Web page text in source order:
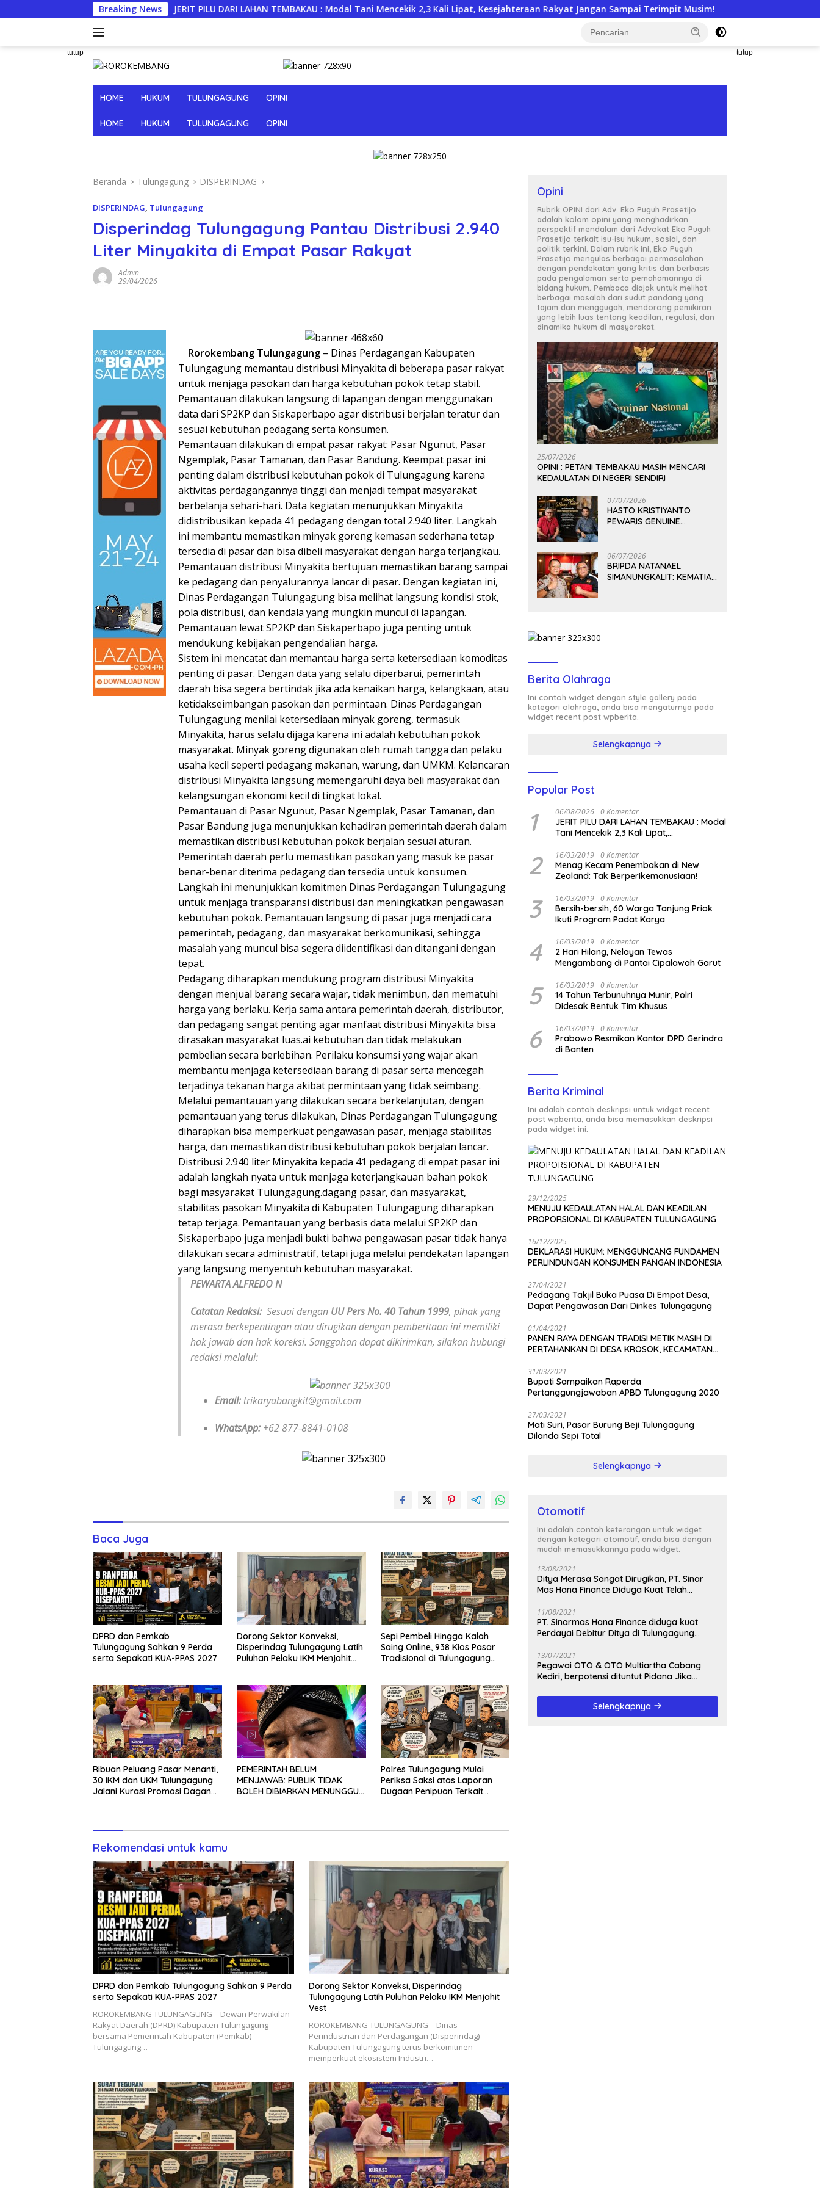
ke
Breaking News
JERIT PILU DARI LAHAN TEMBAKAU ​: Modal Tani Mencekik 2,3 Kali Lipat, Kesejahteraan Rakyat Jangan Sampai Terimpit Musim! APTI Siap Somasi dan Gugat
tutup tutup
HOME HUKUM TULUNGAGUNG OPINI
HOME HUKUM TULUNGAGUNG OPINI
Beranda Tulungagung DISPERINDAG
DISPERINDAG Tulungagung
Disperindag Tulungagung Pantau Distribusi 2.940
Liter Minyakita di Empat Pasar Rakyat
Admin
29/04/2026
Rorokembang Tulungagung – Dinas Perdagangan Kabupaten
Tulungagung memantau distribusi Minyakita di beberapa pasar rakyat
untuk menjaga pasokan dan harga kebutuhan pokok tetap stabil.
Pemantauan dilakukan langsung di lapangan dengan menggunakan
data dari SP2KP dan Siskaperbapo agar distribusi berjalan teratur dan
sesuai kebutuhan pedagang serta konsumen.
Pemantauan dilakukan di empat pasar rakyat: Pasar Ngunut, Pasar
Ngemplak, Pasar Tamanan, dan Pasar Bandung. Keempat pasar ini
penting dalam distribusi kebutuhan pokok di Tulungagung karena
aktivitas perdagangannya tinggi dan menjadi tempat masyarakat
berbelanja sehari-hari. Data kegiatan menunjukkan Minyakita
didistribusikan kepada 41 pedagang dengan total 2.940 liter. Langkah
ini membantu memastikan minyak goreng kemasan sederhana tetap
tersedia di pasar dan bisa dibeli masyarakat dengan harga terjangkau.
Pemantauan distribusi Minyakita bertujuan memastikan barang sampai
ke pedagang dan penyalurannya lancar di pasar. Dengan kegiatan ini,
Dinas Perdagangan Tulungagung bisa melihat langsung kondisi stok,
pola distribusi, dan kendala yang mungkin muncul di lapangan.
Pemantauan lewat SP2KP dan Siskaperbapo juga penting untuk
mendukung kebijakan pengendalian harga.
Sistem ini mencatat dan memantau harga serta ketersediaan komoditas
penting di pasar. Dengan data yang selalu diperbarui, pemerintah
daerah bisa segera bertindak jika ada kenaikan harga, kelangkaan, atau
ketidakseimbangan pasokan dan permintaan. Dinas Perdagangan
Tulungagung menilai ketersediaan minyak goreng, termasuk
Minyakita, harus selalu dijaga karena ini adalah kebutuhan pokok
masyarakat. Minyak goreng digunakan oleh rumah tangga dan pelaku
usaha kecil seperti pedagang makanan, warung, dan UMKM. Kelancaran
distribusi Minyakita langsung memengaruhi daya beli masyarakat dan
kelangsungan ekonomi kecil di tingkat lokal.
Pemantauan di Pasar Ngunut, Pasar Ngemplak, Pasar Tamanan, dan
Pasar Bandung juga menunjukkan kehadiran pemerintah daerah dalam
memastikan distribusi kebutuhan pokok berjalan sesuai aturan.
Pemerintah daerah perlu memastikan pasokan yang masuk ke pasar
benar-benar diterima pedagang dan tersedia untuk konsumen.
Langkah ini menunjukkan komitmen Dinas Perdagangan Tulungagung
untuk menjaga transparansi distribusi dan meningkatkan pengawasan
kebutuhan pokok. Pemantauan langsung di pasar juga menjadi cara
pemerintah, pedagang, dan masyarakat berkomunikasi, sehingga
masalah yang muncul bisa segera diidentifikasi dan ditangani dengan
tepat.
Pedagang diharapkan mendukung program distribusi Minyakita
dengan menjual barang secara wajar, tidak menimbun, dan mematuhi
harga yang berlaku. Kerja sama antara pemerintah daerah, distributor,
dan pedagang sangat penting agar manfaat distribusi Minyakita bisa
dirasakan masyarakat luas.ai kebutuhan dan tidak melakukan
pembelian secara berlebihan. Perilaku konsumsi yang wajar akan
membantu menjaga ketersediaan barang di pasar serta mencegah
terjadinya tekanan harga akibat permintaan yang tidak seimbang.
Melalui pemantauan yang dilakukan secara berkelanjutan, dengan
pemantauan yang terus dilakukan, Dinas Perdagangan Tulungagung
diharapkan bisa memperkuat pengawasan pasar, menjaga stabilitas
harga, dan memastikan distribusi kebutuhan pokok berjalan lancar.
Distribusi 2.940 liter Minyakita kepada 41 pedagang di empat pasar ini
adalah langkah nyata untuk menjaga keterjangkauan bahan pokok
bagi masyarakat Tulungagung.dagang pasar, dan masyarakat,
stabilitas pasokan Minyakita di Kabupaten Tulungagung diharapkan
tetap terjaga. Pemantauan yang berbasis data melalui SP2KP dan
Siskaperbapo juga menjadi bukti bahwa pengawasan pasar tidak hanya
dilakukan secara administratif, tetapi juga melalui pendekatan lapangan
yang langsung menyentuh kebutuhan masyarakat.
PEWARTA ALFREDO N
Catatan Redaksi: Sesuai dengan UU Pers No. 40 Tahun 1999, pihak yang
merasa berkepentingan atau dirugikan dengan pemberitaan ini memiliki
hak jawab dan hak koreksi. Sanggahan dapat dikirimkan, silakan hubungi
redaksi melalui:
Email: trikaryabangkit@gmail.com
WhatsApp: +62 877-8841-0108
Baca Juga
DPRD dan Pemkab
Tulungagung Sahkan 9 Perda
serta Sepakati KUA-PPAS 2027
Dorong Sektor Konveksi,
Disperindag Tulungagung Latih
Puluhan Pelaku IKM Menjahit
Sepi Pembeli Hingga Kalah
Saing Online, 938 Kios Pasar
Tradisional di Tulungagung
Ribuan Peluang Pasar Menanti,
30 IKM dan UKM Tulungagung
Jalani Kurasi Promosi Dagang
PEMERINTAH BELUM
MENJAWAB: PUBLIK TIDAK
BOLEH DIBIARKAN MENUNGGU
Polres Tulungagung Mulai
Periksa Saksi atas Laporan
Dugaan Penipuan Terkait
Rekomendasi untuk kamu
DPRD dan Pemkab Tulungagung Sahkan 9 Perda
serta Sepakati KUA-PPAS 2027
ROROKEMBANG TULUNGAGUNG – Dewan Perwakilan
Rakyat Daerah (DPRD) Kabupaten Tulungagung
bersama Pemerintah Kabupaten (Pemkab)
Tulungagung…
Dorong Sektor Konveksi, Disperindag
Tulungagung Latih Puluhan Pelaku IKM Menjahit
Vest
​ROROKEMBANG TULUNGAGUNG – Dinas
Perindustrian dan Perdagangan (Disperindag)
Kabupaten Tulungagung terus berkomitmen
memperkuat ekosistem Industri…
Opini
Rubrik OPINI dari Adv. Eko Puguh Prasetijo
adalah kolom opini yang menghadirkan
perspektif mendalam dari Advokat Eko Puguh
Prasetijo terkait isu-isu hukum, sosial, dan
politik terkini. Dalam rubrik ini, Eko Puguh
Prasetijo mengulas berbagai permasalahan
dengan pendekatan yang kritis dan berbasis
pada pengalaman serta pemahamannya di
bidang hukum. Pembaca diajak untuk melihat
berbagai masalah dari sudut pandang yang
tajam dan menggugah, mendorong pemikiran
yang lebih luas tentang keadilan, regulasi, dan
dinamika hukum di masyarakat.
25/07/2026
OPINI : PETANI TEMBAKAU MASIH MENCARI
KEDAULATAN DI NEGERI SENDIRI
07/07/2026
HASTO KRISTIYANTO
PEWARIS GENUINE
06/07/2026
BRIPDA NATANAEL
SIMANUNGKALIT: KEMATIAN
Berita Olahraga
Ini contoh widget dengan style gallery pada
kategori olahraga, anda bisa mengaturnya pada
widget recent post wpberita.
Selengkapnya
Popular Post
1 06/08/2026 0 Komentar
JERIT PILU DARI LAHAN TEMBAKAU ​: Modal
Tani Mencekik 2,3 Kali Lipat,
Terimpit Musim!
2 16/03/2019 0 Komentar
Menag Kecam Penembakan di New
Zealand: Tak Berperikemanusiaan!
3 16/03/2019 0 Komentar
Bersih-bersih, 60 Warga Tanjung Priok
Ikuti Program Padat Karya
4 16/03/2019 0 Komentar
2 Hari Hilang, Nelayan Tewas
Mengambang di Pantai Cipalawah Garut
5 16/03/2019 0 Komentar
14 Tahun Terbunuhnya Munir, Polri
Didesak Bentuk Tim Khusus
6 16/03/2019 0 Komentar
Prabowo Resmikan Kantor DPD Gerindra
di Banten
Berita Kriminal
Ini adalah contoh deskripsi untuk widget recent
post wpberita, anda bisa memasukkan deskripsi
pada widget ini.
29/12/2025
MENUJU KEDAULATAN HALAL DAN KEADILAN
PROPORSIONAL DI KABUPATEN TULUNGAGUNG
16/12/2025
DEKLARASI HUKUM: MENGGUNCANG FUNDAMEN
PERLINDUNGAN KONSUMEN PANGAN INDONESIA
27/04/2021
Pedagang Takjil Buka Puasa Di Empat Desa,
Dapat Pengawasan Dari Dinkes Tulungagung
01/04/2021
PANEN RAYA DENGAN TRADISI METIK MASIH DI
PERTAHANKAN DI DESA KROSOK, KECAMATAN
31/03/2021
Bupati Sampaikan Raperda
Pertanggungjawaban APBD Tulungagung 2020
27/03/2021
Mati Suri, Pasar Burung Beji Tulungagung
Dilanda Sepi Total
Selengkapnya
Otomotif
Ini adalah contoh keterangan untuk widget
dengan kategori otomotif, anda bisa dengan
mudah memasukkannya pada widget.
13/08/2021
Ditya Merasa Sangat Dirugikan, PT. Sinar
Mas Hana Finance Diduga Kuat Telah
11/08/2021
PT. Sinarmas Hana Finance diduga kuat
Perdayai Debitur Ditya di Tulungagung
13/07/2021
Pegawai OTO & OTO Multiartha Cabang
Kediri, berpotensi dituntut Pidana Jika
Selengkapnya